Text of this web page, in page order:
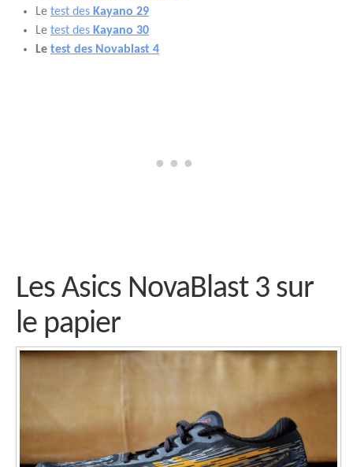
Le test des Kayano 29
Le test des Kayano 30
Le test des Novablast 4
Les Asics NovaBlast 3 sur
le papier